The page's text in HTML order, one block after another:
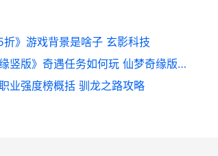
折》游戏背景是啥子 玄影科技
《仙梦奇缘竖版》奇遇任务如何玩 仙梦奇缘版本:1.03.14
业强度榜概括 驯龙之路攻略